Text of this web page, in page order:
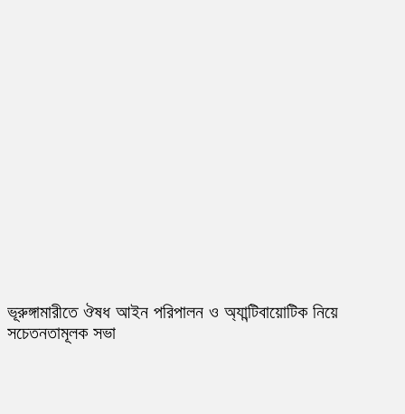
ভূরুঙ্গামারীতে ঔষধ আইন পরিপালন ও অ্যান্টিবায়োটিক নিয়ে
সচেতনতামূলক সভা